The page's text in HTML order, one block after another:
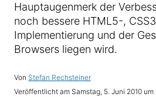
Hauptaugenmerk der
noch bessere HTML5-,
Implementierung und der
Browsers liegen wird.
Von Stefan Rechsteiner
Veröffentlicht am Samstag, 5. Juni 2010 um